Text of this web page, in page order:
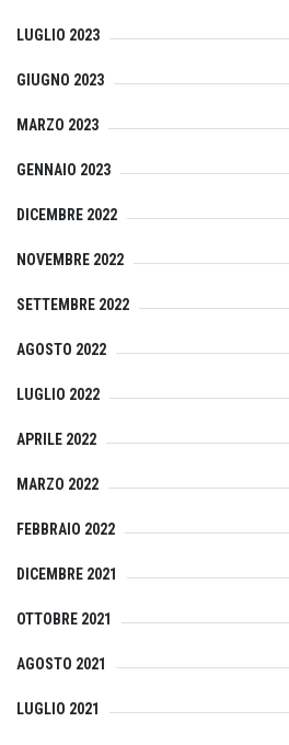
LUGLIO 2023
GIUGNO 2023
MARZO 2023
GENNAIO 2023
DICEMBRE 2022
NOVEMBRE 2022
SETTEMBRE 2022
AGOSTO 2022
LUGLIO 2022
APRILE 2022
MARZO 2022
FEBBRAIO 2022
DICEMBRE 2021
OTTOBRE 2021
AGOSTO 2021
LUGLIO 2021